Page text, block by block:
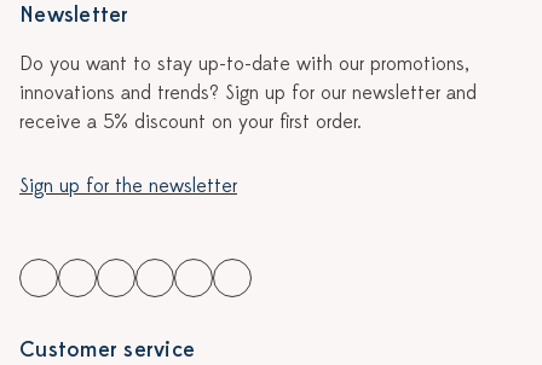
Newsletter
Do you want to stay up-to-date with our promotions,
innovations and trends? Sign up for our newsletter and
receive a 5% discount on your first order.
Sign up for the newsletter
Customer service